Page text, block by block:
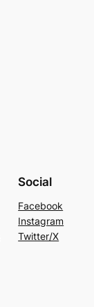
Social
Facebook
Instagram
Twitter/X